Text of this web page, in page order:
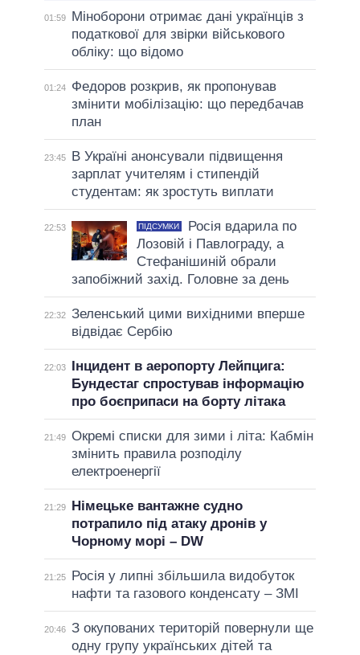
01:59
Міноборони отримає дані українців з
податкової для звірки військового
обліку: що відомо
01:24
Федоров розкрив, як пропонував
змінити мобілізацію: що передбачав
план
23:45
В Україні анонсували підвищення
зарплат учителям і стипендій
студентам: як зростуть виплати
22:53 ПІДСУМКИ
Росія вдарила по
Лозовій і Павлограду, а
Стефанішиній обрали
запобіжний захід. Головне за день
22:32 Зеленський цими вихідними вперше
відвідає Сербію
22:03
Інцидент в аеропорту Лейпцига:
Бундестаг спростував інформацію
про боєприпаси на борту літака
21:49 Окремі списки для зими і літа: Кабмін
змінить правила розподілу
електроенергії
21:29
Німецьке вантажне судно
потрапило під атаку дронів у
Чорному морі – DW
21:25
Росія у липні збільшила видобуток
нафти та газового конденсату – ЗМІ
20:46 З окупованих територій повернули ще
одну групу українських дітей та